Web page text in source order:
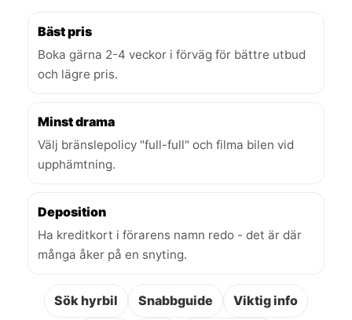
Bäst pris
Boka gärna 2-4 veckor i förväg för bättre utbud
och lägre pris.
Minst drama
Välj bränslepolicy "full-full" och filma bilen vid
upphämtning.
Deposition
Ha kreditkort i förarens namn redo - det är där
många åker på en snyting.
Sök hyrbil Snabbguide Viktig info